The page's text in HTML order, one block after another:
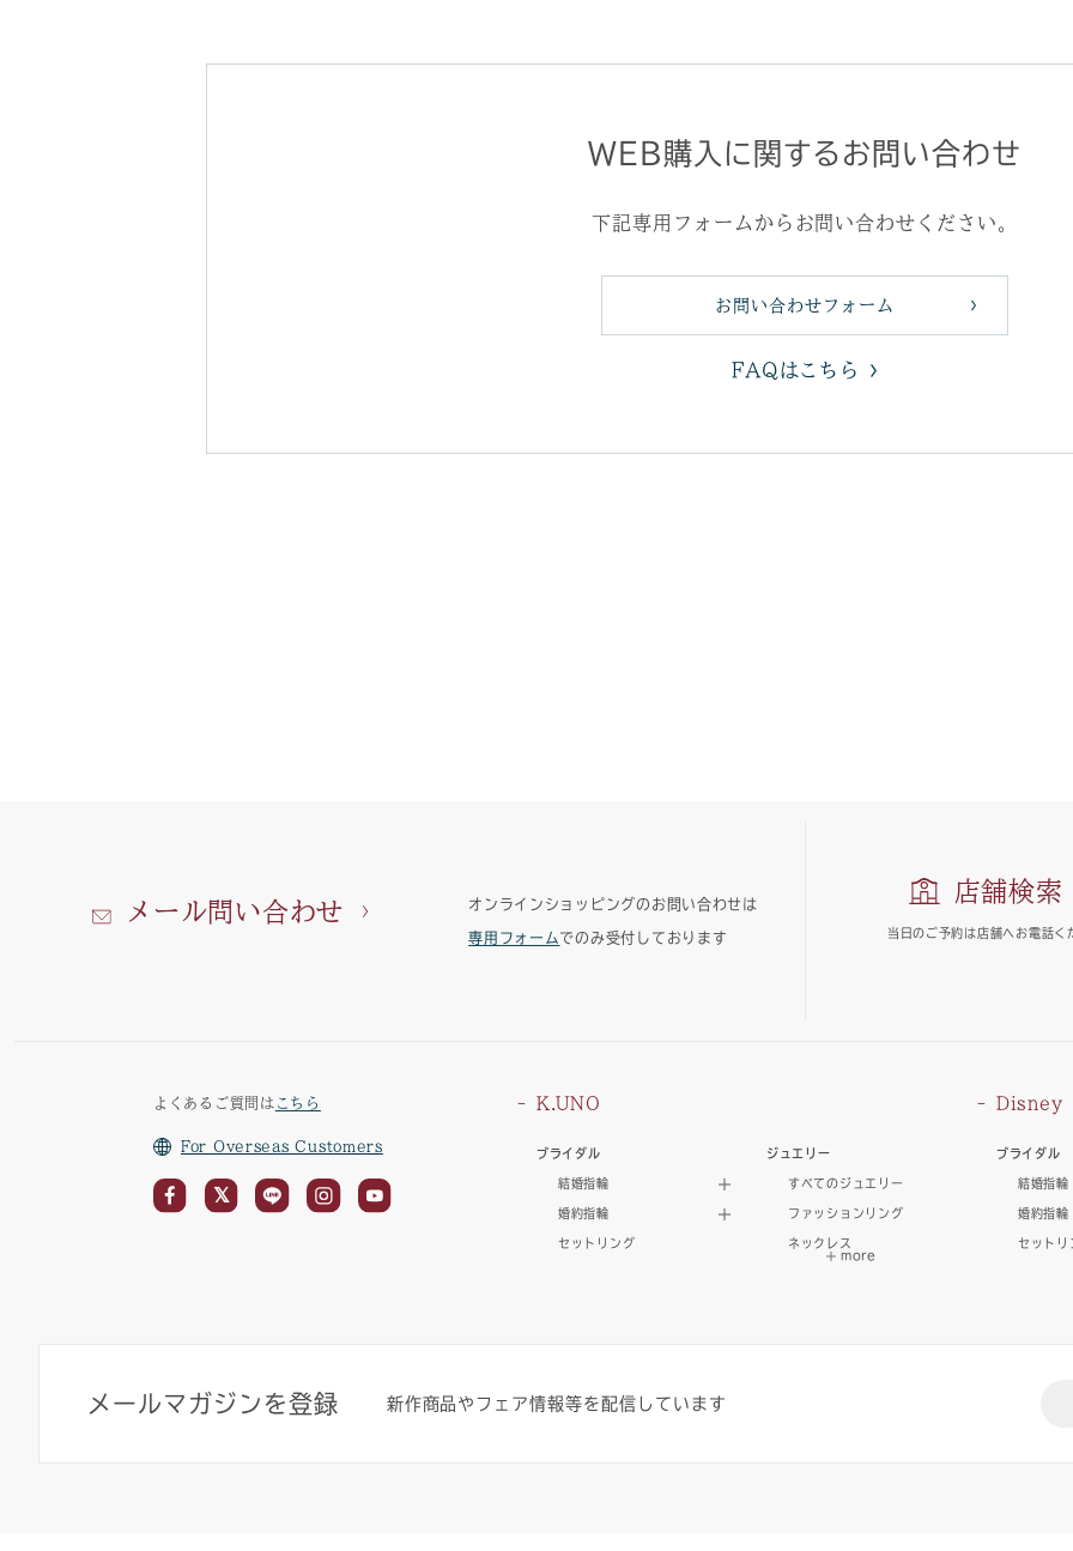
WEB購入に関するお問い合わせ
下記専用フォームからお問い合わせください。
お問い合わせフォーム
FAQはこちら
メール問い合わせ オンラインショッピングのお問い合わせは
専用フォーム でのみ受付しております
店舗検索
当日のご予約は店舗へお電話く
よくあるご質問は こちら
For Overseas Customers
K.UNO
ブライダル
結婚指輪
婚約指輪
セットリング
ジュエリー
すべてのジュエリー
ファッションリング
ネックレス
Disney
ブライダル
結婚指輪
婚約指輪
セットリ
メールマガジンを登録 新作商品やフェア情報等を配信しています